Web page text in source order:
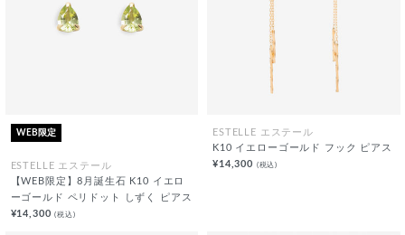
WEB限定
ESTELLE エステール
【WEB限定】8月誕生石 K10 イエロ
ーゴールド ペリドット しずく ピアス
¥14,300(税込)
ESTELLE エステール
K10 イエローゴールド フック ピアス
¥14,300 (税込)